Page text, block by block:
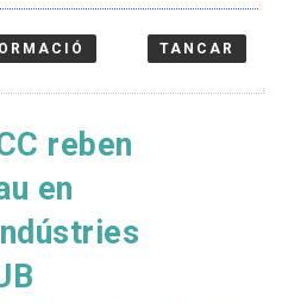
reben
en
TANCAR